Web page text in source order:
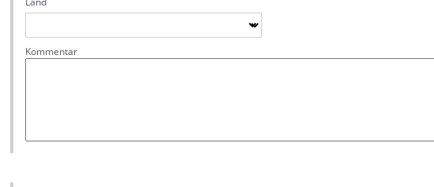
Kommentar